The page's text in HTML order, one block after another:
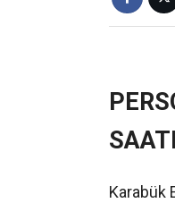
Karabük